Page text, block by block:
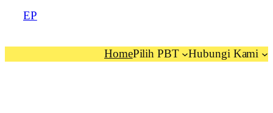
EP
HomePilih PBT Hubungi Kami